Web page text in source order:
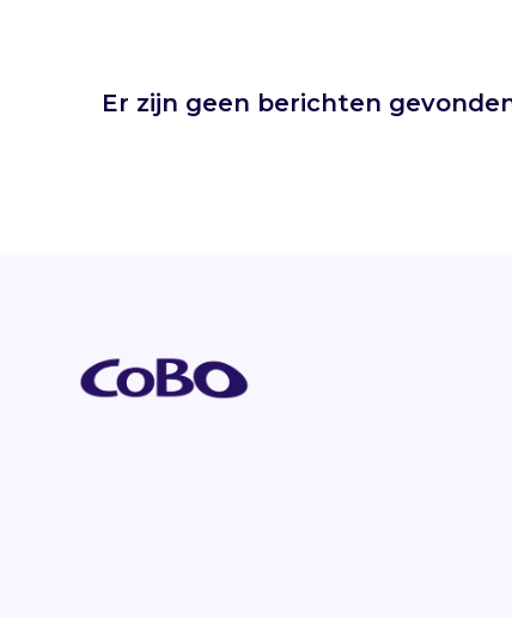
Er zijn geen berichten